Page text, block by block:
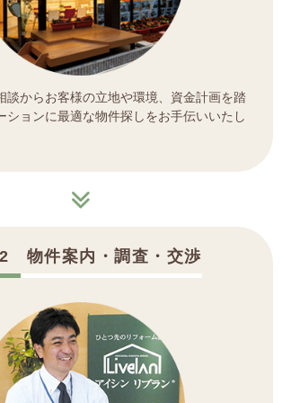
談からお客様の立地や環境、資金計画を踏
ションに最適な物件探しをお手伝いいたし
物件案内・調査・交渉